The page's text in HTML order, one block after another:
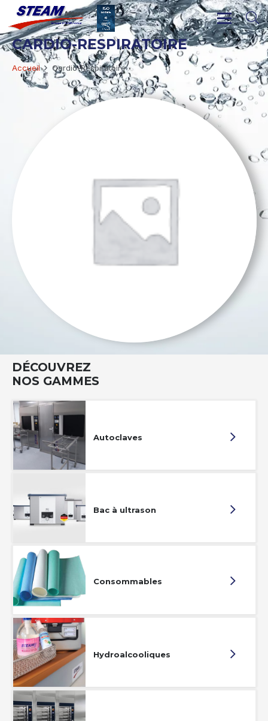
CARDIO-RESPIRATOIRE
Accueil Cardio-Respiratoire
DÉCOUVREZ
NOS GAMMES
Autoclaves
Bac à ultrason
Consommables
Hydroalcooliques